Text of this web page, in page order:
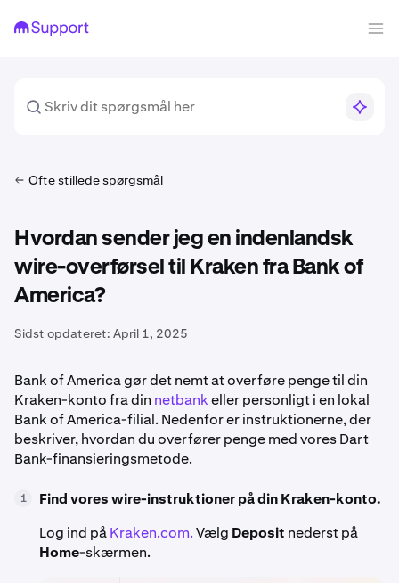
Ofte stillede spørgsmål
Hvordan sender jeg en indenlandsk
wire-overførsel til Kraken fra Bank of
America?
Sidst opdateret: April 1, 2025
Bank of America gør det nemt at overføre penge til din
Kraken-konto fra din netbankeller personligt i en lokal
Bank of America-filial. Nedenfor er instruktionerne, der
beskriver, hvordan du overfører penge med vores Dart
Bank-finansieringsmetode.
1
Find vores wire-instruktioner på din Kraken-konto.
Log ind påKraken.com.Vælg Deposit nederst på
Home-skærmen.